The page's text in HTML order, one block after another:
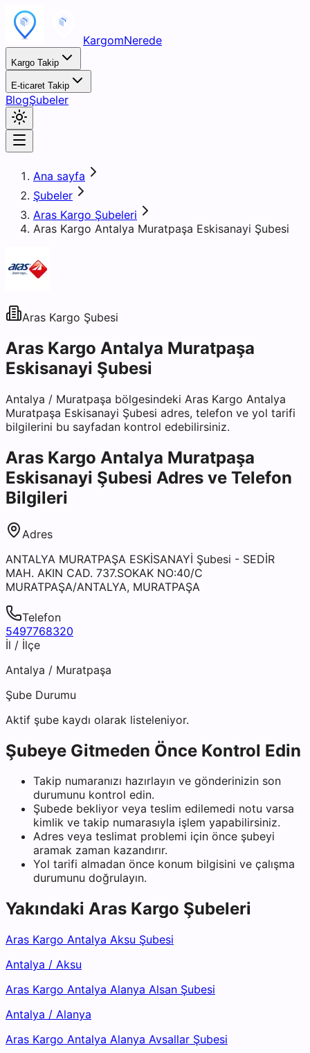
KargomNerede
Kargo Takip
E-ticaret Takip
BlogŞubeler
Ana sayfa
Şubeler
Aras Kargo Şubeleri
Aras Kargo Antalya Muratpaşa Eskisanayi Şubesi
Aras Kargo Şubesi
Aras Kargo Antalya Muratpaşa
Eskisanayi Şubesi
Antalya / Muratpaşa bölgesindeki Aras Kargo Antalya
Muratpaşa Eskisanayi Şubesi adres, telefon ve yol tarifi
bilgilerini bu sayfadan kontrol edebilirsiniz.
Aras Kargo Antalya Muratpaşa
Eskisanayi Şubesi Adres ve Telefon
Bilgileri
Adres
ANTALYA MURATPAŞA ESKİSANAYİ Şubesi - SEDİR
MAH. AKIN CAD. 737.SOKAK NO:40/C
MURATPAŞA/ANTALYA, MURATPAŞA
Telefon
5497768320
İl / İlçe
Antalya / Muratpaşa
Şube Durumu
Aktif şube kaydı olarak listeleniyor.
Şubeye Gitmeden Önce Kontrol Edin
Takip numaranızı hazırlayın ve gönderinizin son
durumunu kontrol edin.
Şubede bekliyor veya teslim edilemedi notu varsa
kimlik ve takip numarasıyla işlem yapabilirsiniz.
Adres veya teslimat problemi için önce şubeyi
aramak zaman kazandırır.
Yol tarifi almadan önce konum bilgisini ve çalışma
durumunu doğrulayın.
Yakındaki Aras Kargo Şubeleri
Aras Kargo Antalya Aksu Şubesi
Antalya / Aksu
Aras Kargo Antalya Alanya Alsan Şubesi
Antalya / Alanya
Aras Kargo Antalya Alanya Avsallar Şubesi